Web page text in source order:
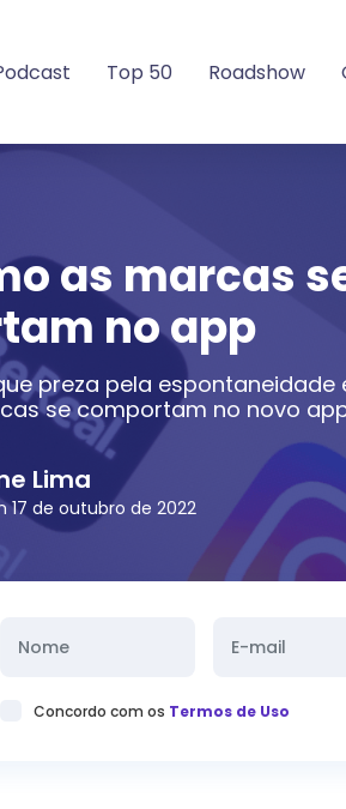
Top 50 Roadshow
as marcas
no app
preza pela espontaneidade
se comportam no novo
Lima
17 de outubro de 2022
Concordo com os Termos de Uso